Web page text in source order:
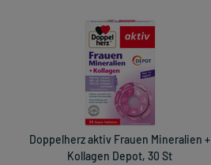
Doppelherz aktiv Frauen Mineralien +
Kollagen Depot, 30 St